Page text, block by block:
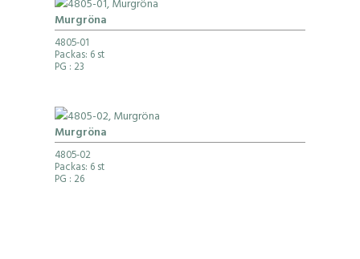
Murgröna
4805-01
Packas: 6 st
PG : 23
Murgröna
4805-02
Packas: 6 st
PG : 26